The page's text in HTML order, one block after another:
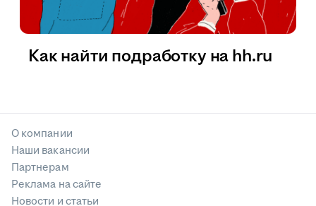
Как найти подработку на hh.ru
О компании
Наши вакансии
Партнерам
Реклама на сайте
Новости и статьи